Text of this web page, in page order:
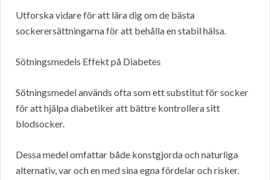
Utforska vidare för att lära dig om de bästa
sockerersättningarna för att behålla en stabil hälsa.
Sötningsmedels Effekt på Diabetes
Sötningsmedel används ofta som ett substitut för socker
för att hjälpa diabetiker att bättre kontrollera sitt
blodsocker.
Dessa medel omfattar både konstgjorda och naturliga
alternativ, var och en med sina egna fördelar och risker.